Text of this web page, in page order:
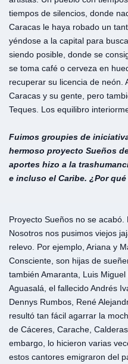
tiempos de silencios, donde
Caracas le haya robado un
yéndose a la capital para
siendo posible, donde se
se toma café o cerveza en
recuperar su licencia de neón.
Caracas y su gente, pero
Teques. Los equilibro
Fuimos groupies de
hermoso proyecto Sueños
aportes hizo a la
e incluso el Caribe. ¿Por
Proyecto Sueños no se
Nosotros nos pusimos viejos
relevo. Por ejemplo, Ariana y
Consciente, son hijas de
también Amaranta, Luis
Aguasalá, el fallecido Andrés
Dennys Rumbos, René
resultó tan fácil agarrar la
de Cáceres, Carache,
embargo, lo hicieron varias
estos cantores emigraron del